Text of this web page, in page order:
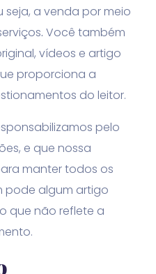
a venda por meio
. Você também
vídeos e artigo
proporciona a
do leitor.
pelo
e que nossa
manter todos os
pode algum artigo
que não reflete a